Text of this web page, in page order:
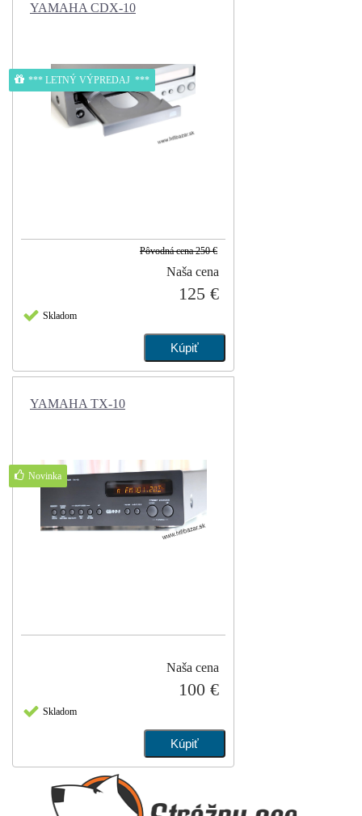
YAMAHA CDX-10
Pôvodná cena250 €
Naša cena
125 €
Skladom
*** LETNÝ VÝPREDAJ ***
YAMAHA TX-10
Naša cena
100 €
Skladom
Novinka